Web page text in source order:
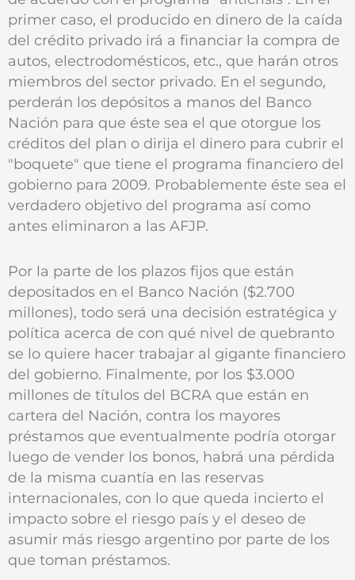
primer caso, el producido en dinero de la caída
del crédito privado irá a financiar la compra de
autos, electrodomésticos, etc., que harán otros
miembros del sector privado. En el segundo,
perderán los depósitos a manos del Banco
Nación para que éste sea el que otorgue los
créditos del plan o dirija el dinero para cubrir el
"boquete" que tiene el programa financiero del
gobierno para 2009. Probablemente éste sea el
verdadero objetivo del programa así como
antes eliminaron a las AFJP.
Por la parte de los plazos fijos que están
depositados en el Banco Nación ($2.700
millones), todo será una decisión estratégica y
política acerca de con qué nivel de quebranto
se lo quiere hacer trabajar al gigante financiero
del gobierno. Finalmente, por los $3.000
millones de títulos del BCRA que están en
cartera del Nación, contra los mayores
préstamos que eventualmente podría otorgar
luego de vender los bonos, habrá una pérdida
de la misma cuantía en las reservas
internacionales, con lo que queda incierto el
impacto sobre el riesgo país y el deseo de
asumir más riesgo argentino por parte de los
que toman préstamos.